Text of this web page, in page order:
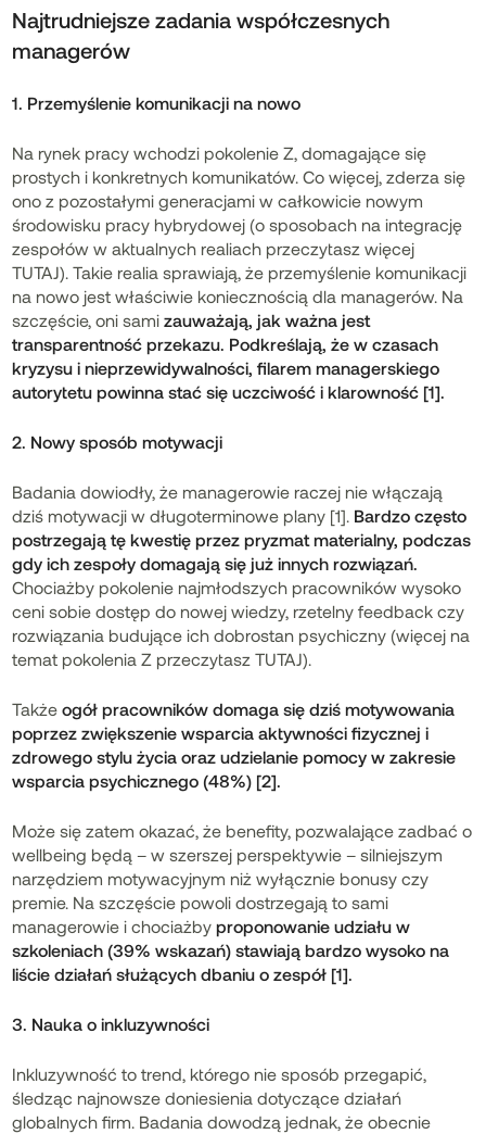
Najtrudniejsze zadania współczesnych
managerów
1. Przemyślenie komunikacji na nowo
Na rynek pracy wchodzi pokolenie Z, domagające się
prostych i konkretnych komunikatów. Co więcej, zderza się
ono z pozostałymi generacjami w całkowicie nowym
środowisku pracy hybrydowej (o sposobach na integrację
zespołów w aktualnych realiach przeczytasz więcej
TUTAJ). Takie realia sprawiają, że przemyślenie komunikacji
na nowo jest właściwie koniecznością dla managerów. Na
szczęście, oni samizauważają, jak ważna jest
transparentność przekazu. Podkreślają, że w czasach
kryzysu i nieprzewidywalności, filarem managerskiego
autorytetu powinna stać się uczciwość i klarowność [1].
2. Nowy sposób motywacji
Badania dowiodły, że managerowie raczej nie włączają
dziś motywacji w długoterminowe plany [1]. Bardzo często
postrzegają tę kwestię przez pryzmat materialny, podczas
gdy ich zespoły domagają się już innych rozwiązań.
Chociażby pokolenie najmłodszych pracowników wysoko
ceni sobie dostęp do nowej wiedzy, rzetelny feedback czy
rozwiązania budujące ich dobrostan psychiczny (więcej na
temat pokolenia Z przeczytaszTUTAJ).
Takżeogół pracowników domaga się dziś motywowania
poprzez zwiększenie wsparcia aktywności fizycznej i
zdrowego stylu życia oraz udzielanie pomocy w zakresie
wsparcia psychicznego (48%) [2].
Może się zatem okazać, że benefity, pozwalające zadbać o
wellbeing będą – w szerszej perspektywie – silniejszym
narzędziem motywacyjnym niż wyłącznie bonusy czy
premie. Na szczęście powoli dostrzegają to sami
managerowie i chociażbyproponowanie udziału w
szkoleniach (39% wskazań) stawiają bardzo wysoko na
liście działań służących dbaniu o zespół [1].
3. Nauka o inkluzywności
Inkluzywność to trend, którego nie sposób przegapić,
śledząc najnowsze doniesienia dotyczące działań
globalnych firm. Badania dowodzą jednak, że obecnie